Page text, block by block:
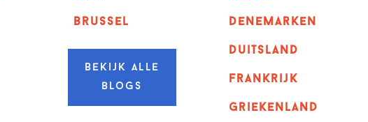
Brussel
Bekijk alle
blogs
denemarken
duitsland
frankrijk
griekenland